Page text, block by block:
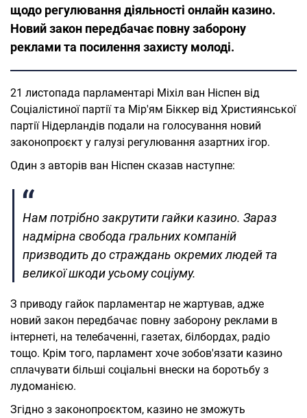
щодо регулювання діяльності онлайн казино.
Новий закон передбачає повну заборону
реклами та посилення захисту молоді.
21 листопада парламентарі Міхіл ван Ніспен від
Соціалістиної партії та Мір'ям Біккер від Християнської
партії Нідерландів подали на голосування новий
законопроєкт у галузі регулювання азартних ігор.
Один з авторів ван Ніспен сказав наступне:
Нам потрібно закрутити гайки казино. Зараз
надмірна свобода гральних компаній
призводить до страждань окремих людей та
великої шкоди усьому соціуму.
З приводу гайок парламентар не жартував, адже
новий закон передбачає повну заборону реклами в
інтернеті, на телебаченні, газетах, білбордах, радіо
тощо. Крім того, парламент хоче зобов'язати казино
сплачувати більші соціальні внески на боротьбу з
лудоманією.
Згідно з законопроєктом, казино не зможуть